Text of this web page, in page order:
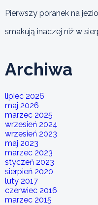
Pierwszy poranek na
smakują inaczej niż w
Archiwa
lipiec 2026
maj 2026
marzec 2025
wrzesień 2024
wrzesień 2023
maj 2023
marzec 2023
styczeń 2023
sierpień 2020
luty 2017
czerwiec 2016
marzec 2015